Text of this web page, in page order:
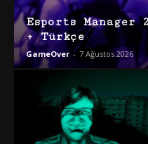
Esports
+ Türkçe
GameOver - 7 Ağustos 2026